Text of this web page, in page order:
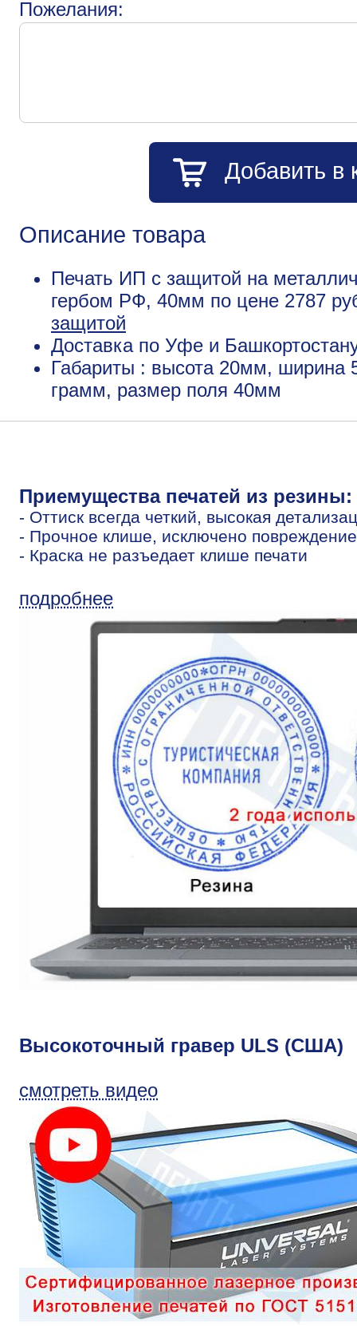
Пожелания:
Добавить в
Описание товара
Печать ИП с защитой на
гербом РФ, 40мм по цене 2787
защитой
Доставка по Уфе и
Габариты : высота 20мм, ширина
грамм, размер поля 40мм
Приемущества печатей из резины:
- Оттиск всегда четкий, высокая
- Прочное клише, исключено
- Краска не разъедает клише печати
подробнее
Высокоточный гравер ULS (США)
смотреть видео